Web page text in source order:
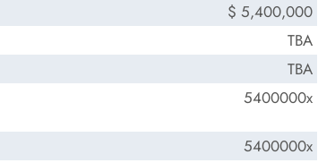
$ 5,400,000
TBA
TBA
5400000x
5400000x